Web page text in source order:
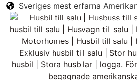
Sveriges mest erfarna